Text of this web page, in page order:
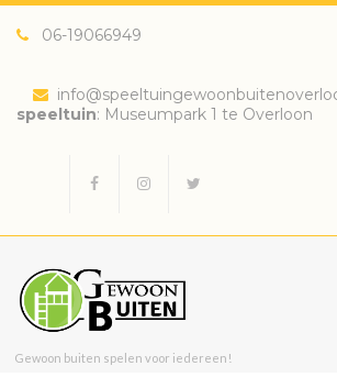
06-19066949
speeltuin: Museumpark 1 te Overloon
Gewoon buiten spelen voor iedereen!